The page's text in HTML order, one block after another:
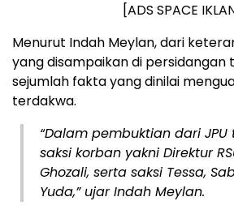
[ADS SPACE
Menurut Indah Meylan, dari
yang disampaikan di persidangan
sejumlah fakta yang dinilai
terdakwa.
“Dalam pembuktian dari
saksi korban yakni Direktur
Ghozali, serta saksi Tessa,
Yuda,” ujar Indah Meylan.